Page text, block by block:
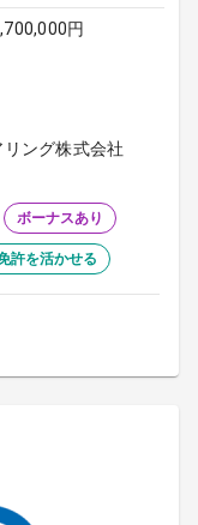
円
ング株式会社
ボーナスあり
許を活かせる